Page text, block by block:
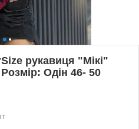
рукавиця "Мікі"
Одін 46- 50